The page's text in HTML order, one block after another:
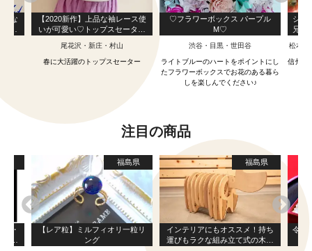
こな
【2020新作】上品な袖レース使
いが可愛い♡トップスセーター
尾花沢・新庄・村山
春に大活躍のトップスセーター
♡フラワーボックス パープル
M♡
渋谷・目黒・世田谷
ライトブルーのハートをポイントにし
たフラワーボックスでお花のある暮ら
しを楽しんでください♪
シナ
兄弟
松本市
信州の
注目の商品
・
福島県
【レア粒】ミルフィオリ一粒リ
ング
福島県
インテリアにもオススメ！持ち
運びもラクな組み立て式の木製
令和